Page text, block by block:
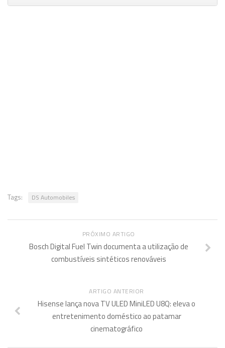
Tags: DS Automobiles
PRÓXIMO ARTIGO
Bosch Digital Fuel Twin documenta a utilização de
combustíveis sintéticos renováveis
ARTIGO ANTERIOR
Hisense lança nova TV ULED MiniLED U8Q: eleva o
entretenimento doméstico ao patamar
cinematográfico